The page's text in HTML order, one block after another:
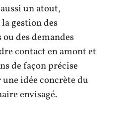
un atout,
gestion des
des demandes
contact en amont et
de façon précise
idée concrète du
envisagé.